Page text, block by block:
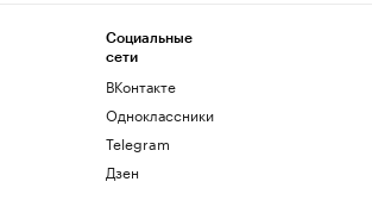
Социальные
сети
ВКонтакте
Одноклассники
Telegram
Дзен